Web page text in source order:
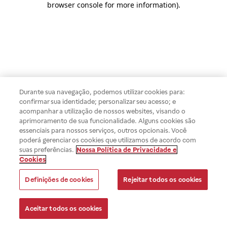
browser console for more information).
Durante sua navegação, podemos utilizar cookies para:
confirmar sua identidade; personalizar seu acesso; e
acompanhar a utilização de nossos websites, visando o
aprimoramento de sua funcionalidade. Alguns cookies são
essenciais para nossos serviços, outros opcionais. Você
poderá gerenciar os cookies que utilizamos de acordo com
suas preferências. Nossa Política de Privacidade e
Cookies
Definições de cookies Rejeitar todos os cookies
Aceitar todos os cookies